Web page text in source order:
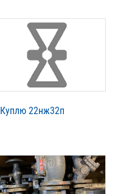
Куплю 22нж32п